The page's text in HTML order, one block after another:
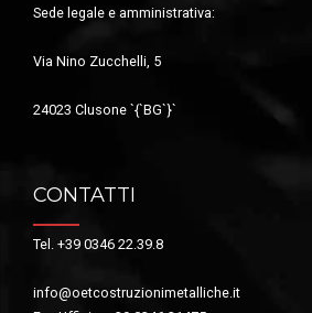
Sede legale e amministrativa:
Via Nino Zucchelli, 5
24023 Clusone `{`BG`}`
CONTATTI
Tel. +39 0346 22.39.8
info@oetcostruzionimetalliche.it